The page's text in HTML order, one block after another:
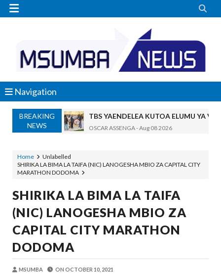
 
Navigation
BREAKING
NEWS
TBS YAENDELEA KUTOA ELUMU YA
OSCAR ASSENGA -Aug 08 2026
RAIS SAMIA AIPONGEZA TADB, MTAJI
Zawadi-Aug 08 2026
Nilinusurika Jela Kwa Dhuluma, Mpaka
Zawadi -Aug 08 2026
TANZANIA YAANGAZA TEKNOLOJIA
WMA YAPONGEZWA KWA
Home
Unlabelled
SHIRIKA LA BIMA LA TAIFA (NIC) LANOGESHA MBIO ZA CAPITAL CITY
MARATHON DODOMA
SHIRIKA LA BIMA LA TAIFA
(NIC) LANOGESHA MBIO ZA
CAPITAL CITY MARATHON
DODOMA
MSUMBA ON OCTOBER 10, 2021